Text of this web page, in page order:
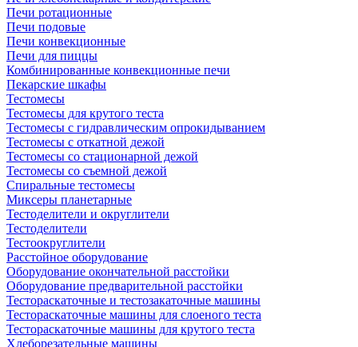
Печи ротационные
Печи подовые
Печи конвекционные
Печи для пиццы
Комбинированные конвекционные печи
Пекарские шкафы
Тестомесы
Тестомесы для крутого теста
Тестомесы с гидравлическим опрокидыванием
Тестомесы с откатной дежой
Тестомесы со стационарной дежой
Тестомесы со съемной дежой
Спиральные тестомесы
Миксеры планетарные
Тестоделители и округлители
Тестоделители
Тестоокруглители
Расстойное оборудование
Оборудование окончательной расстойки
Оборудование предварительной расстойки
Тестораскаточные и тестозакаточные машины
Тестораскаточные машины для слоеного теста
Тестораскаточные машины для крутого теста
Хлеборезательные машины